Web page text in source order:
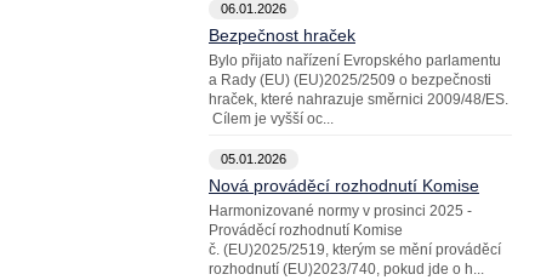
06.01.2026
Bezpečnost hraček
Bylo přijato nařízení Evropského parlamentu
a Rady (EU) (EU)2025/2509 o bezpečnosti
hraček, které nahrazuje směrnici 2009/48/ES.
Cílem je vyšší oc...
05.01.2026
Nová prováděcí rozhodnutí Komise
Harmonizované normy v prosinci 2025 -
Prováděcí rozhodnutí Komise
č. (EU)2025/2519, kterým se mění prováděcí
rozhodnutí (EU)2023/740, pokud jde o h...